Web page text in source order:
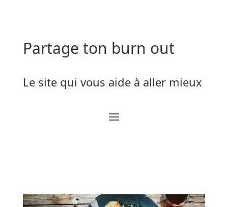
Partage ton burn out
Le site qui vous aide à aller mieux